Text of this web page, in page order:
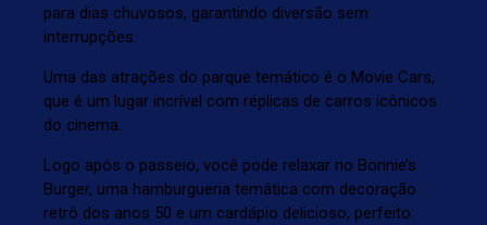
para dias chuvosos, garantindo diversão sem
interrupções.
Uma das atrações do parque temático é o Movie Cars,
que é um lugar incrível com réplicas de carros icônicos
do cinema.
Logo após o passeio, você pode relaxar no Bonnie’s
Burger, uma hamburgueria temática com decoração
retrô dos anos 50 e um cardápio delicioso, perfeito